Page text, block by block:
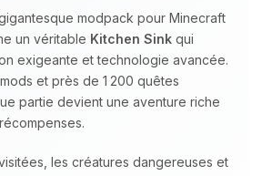
modpack pour Minecraft
un véritable Kitchen Sink qui
exigeante et technologie avancée.
et près de 1 200 quêtes
partie devient une aventure riche
les créatures dangereuses et